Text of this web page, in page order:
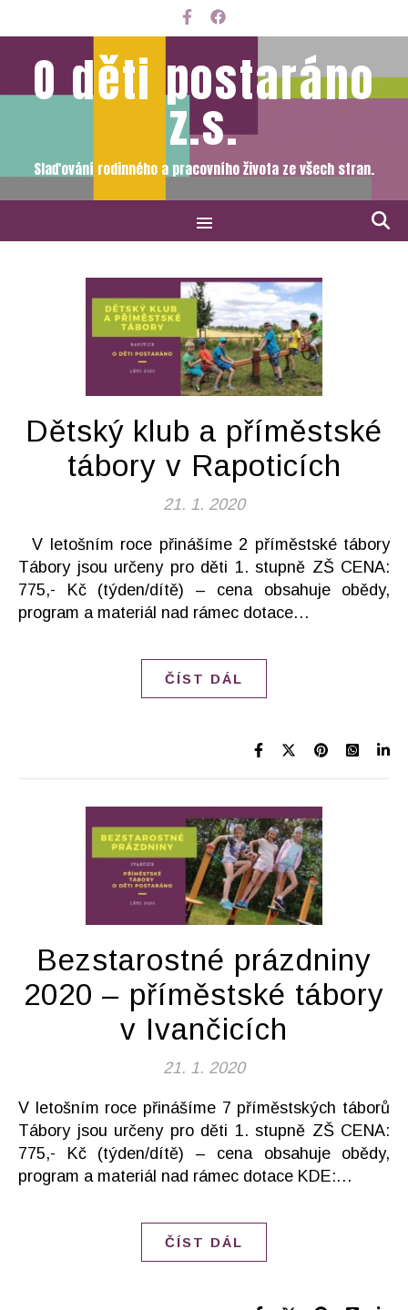
O děti postaráno
z.s.
Slaďování rodinného a pracovního života ze všech stran.
Dětský klub a příměstské
tábory v Rapoticích
21. 1. 2020
V letošním roce přinášíme 2 příměstské tábory
Tábory jsou určeny pro děti 1. stupně ZŠ CENA:
775,- Kč (týden/dítě) – cena obsahuje obědy,
program a materiál nad rámec dotace…
ČÍST DÁL
Bezstarostné prázdniny
2020 – příměstské tábory
v Ivančicích
21. 1. 2020
V letošním roce přinášíme 7 příměstských táborů
Tábory jsou určeny pro děti 1. stupně ZŠ CENA:
775,- Kč (týden/dítě) – cena obsahuje obědy,
program a materiál nad rámec dotace KDE:…
ČÍST DÁL